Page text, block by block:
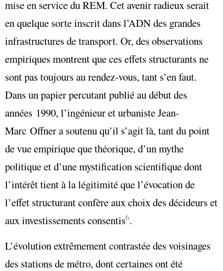
mise en service du REM. Cet avenir radieux serait
en quelque sorte inscrit dans l’ADN des grandes
infrastructures de transport. Or, des observations
empiriques montrent que ces effets structurants ne
sont pas toujours au rendez-vous, tant s’en faut.
Dans un papier percutant publié au début des
années 1990, l’ingénieur et urbaniste Jean-
Marc Offner a soutenu qu’il s’agit là, tant du point
de vue empirique que théorique, d’un mythe
politique et d’une mystification scientifique dont
l’intérêt tient à la légitimité que l’évocation de
l’effet structurant confère aux choix des décideurs et
aux investissements consentis6.
L’évolution extrêmement contrastée des voisinages
des stations de métro, dont certaines ont été